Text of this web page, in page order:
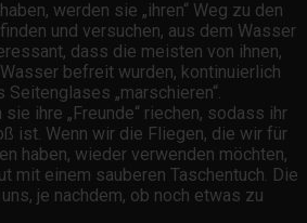
werden sie „ihren“ Weg zu den
und versuchen, aus dem Wasser
dass die meisten von ihnen,
befreit wurden, kontinuierlich
Seitenglases „marschieren“.
ihre „Freunde“ riechen, sodass ihr
ist. Wenn wir die Fliegen, die wir für
haben, wieder verwenden möchten,
mit einem sauberen Taschentuch. Die
je nachdem, ob noch etwas zu